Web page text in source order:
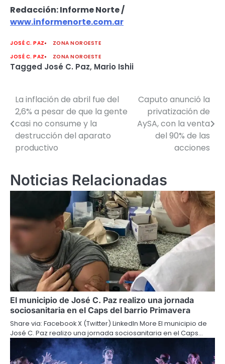
Redacción: Informe Norte /
www.informenorte.com.ar
JOSÉ C. PAZ
ZONA NOROESTE
JOSÉ C. PAZ
ZONA NOROESTE
Tagged José C. Paz, Mario Ishii
Navegación
de
entradas
La inflación de abril fue del
2,6% a pesar de que la gente
casi no consume y la
destrucción del aparato
productivo
Caputo anunció la
privatización de
AySA, con la venta
del 90% de las
acciones
Noticias Relacionadas
El municipio de José C. Paz realizo una jornada
sociosanitaria en el Caps del barrio Primavera
Share via: Facebook X (Twitter) LinkedIn More El municipio de
José C. Paz realizo una jornada sociosanitaria en el Caps…